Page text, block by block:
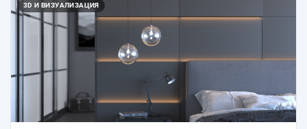
3D И ВИЗУАЛИЗАЦИЯ